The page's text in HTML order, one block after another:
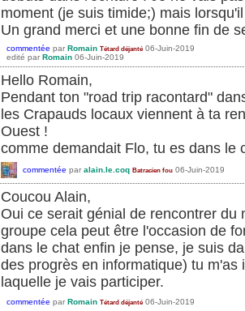
moment (je suis timide;) mais
Un grand merci et une bonne fin de
commentée par Romain Tétard déjanté 06-Juin-2019
edité par Romain 06-Juin-2019
Hello Romain,
Pendant ton "road trip racontard"
les Crapauds locaux viennent à ta
Ouest !
comme demandait Flo, tu es dans le
commentée par alain.le.coq Batracien fou 06-Juin-2019
Coucou Alain,
Oui ce serait génial de rencontrer du
groupe cela peut être l'occasion de
dans le chat enfin je pense, je suis
des progrès en informatique) tu m'as
laquelle je vais participer.
commentée par Romain Tétard déjanté 06-Juin-2019